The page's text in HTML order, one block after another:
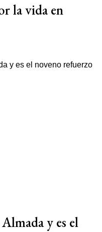
la vida en
y es el